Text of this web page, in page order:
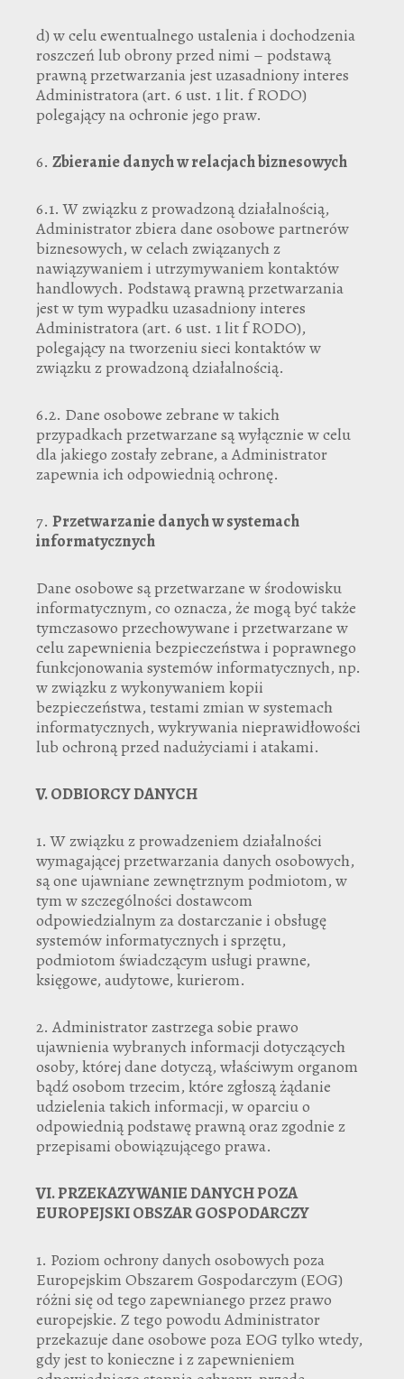
d) w celu ewentualnego ustalenia i dochodzenia
roszczeń lub obrony przed nimi – podstawą
prawną przetwarzania jest uzasadniony interes
Administratora (art. 6 ust. 1 lit. f RODO)
polegający na ochronie jego praw.
6. Zbieranie danych w relacjach biznesowych
6.1. W związku z prowadzoną działalnością,
Administrator zbiera dane osobowe partnerów
biznesowych, w celach związanych z
nawiązywaniem i utrzymywaniem kontaktów
handlowych. Podstawą prawną przetwarzania
jest w tym wypadku uzasadniony interes
Administratora (art. 6 ust. 1 lit f RODO),
polegający na tworzeniu sieci kontaktów w
związku z prowadzoną działalnością.
6.2. Dane osobowe zebrane w takich
przypadkach przetwarzane są wyłącznie w celu
dla jakiego zostały zebrane, a Administrator
zapewnia ich odpowiednią ochronę.
7. Przetwarzanie danych w systemach
informatycznych
Dane osobowe są przetwarzane w środowisku
informatycznym, co oznacza, że mogą być także
tymczasowo przechowywane i przetwarzane w
celu zapewnienia bezpieczeństwa i poprawnego
funkcjonowania systemów informatycznych, np.
w związku z wykonywaniem kopii
bezpieczeństwa, testami zmian w systemach
informatycznych, wykrywania nieprawidłowości
lub ochroną przed nadużyciami i atakami.
V.ODBIORCY DANYCH
1. W związku z prowadzeniem działalności
wymagającej przetwarzania danych osobowych,
są one ujawniane zewnętrznym podmiotom, w
tym w szczególności dostawcom
odpowiedzialnym za dostarczanie i obsługę
systemów informatycznych i sprzętu,
podmiotom świadczącym usługi prawne,
księgowe, audytowe, kurierom.
2. Administrator zastrzega sobie prawo
ujawnienia wybranych informacji dotyczących
osoby, której dane dotyczą, właściwym organom
bądź osobom trzecim, które zgłoszą żądanie
udzielenia takich informacji, w oparciu o
odpowiednią podstawę prawną oraz zgodnie z
przepisami obowiązującego prawa.
VI.PRZEKAZYWANIE DANYCH POZA
EUROPEJSKI OBSZAR GOSPODARCZY
1. Poziom ochrony danych osobowych poza
Europejskim Obszarem Gospodarczym (EOG)
różni się od tego zapewnianego przez prawo
europejskie. Z tego powodu Administrator
przekazuje dane osobowe poza EOG tylko wtedy,
gdy jest to konieczne i z zapewnieniem